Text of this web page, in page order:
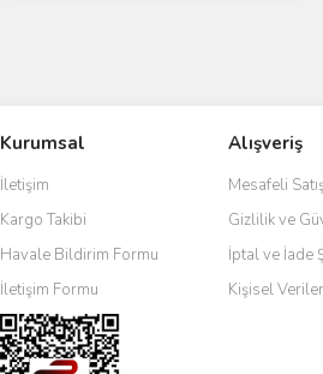
Kurumsal
İletişim
Kargo Takibi
Havale Bildirim Formu
İletişim Formu
Alışveriş
Mesafeli
Gizlilik ve
İptal ve İade
Kişisel